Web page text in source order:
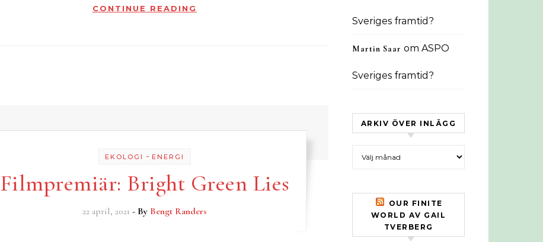
CONTINUE READING
EKOLOGI - ENERGI
Filmpremiär: Bright Green Lies
22 april, 2021 - By Bengt Randers
Sveriges framtid?
Martin Saar om ASPO
Sveriges framtid?
ARKIV ÖVER INLÄGG
OUR FINITE
WORLD AV GAIL
TVERBERG